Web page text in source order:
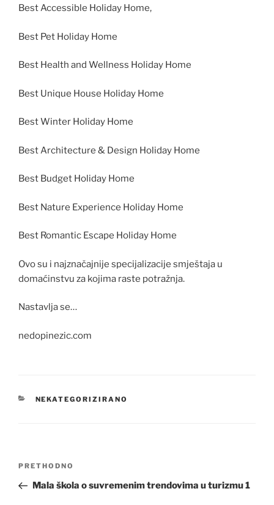
Best Accessible Holiday Home,
Best Pet Holiday Home
Best Health and Wellness Holiday Home
Best Unique House Holiday Home
Best Winter Holiday Home
Best Architecture & Design Holiday Home
Best Budget Holiday Home
Best Nature Experience Holiday Home
Best Romantic Escape Holiday Home
Ovo su i najznačajnije specijalizacije smještaja u
domaćinstvu za kojima raste potražnja.
Nastavlja se…
nedopinezic.com
KATEGORIJE
NEKATEGORIZIRANO
Navigacija
Prethodna
objava
PRETHODNO
Mala škola o suvremenim trendovima u turizmu 1